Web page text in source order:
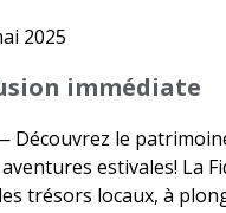
2025
immédiate
Découvrez le
estivales! La
trésors locaux, à